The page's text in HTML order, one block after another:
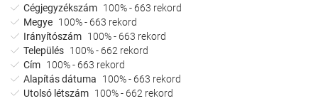
Cégjegyzékszám 100% - 663 rekord
Megye 100% - 663 rekord
Irányítószám 100% - 663 rekord
Település 100% - 662 rekord
Cím 100% - 663 rekord
Alapítás dátuma
100% - 663 rekord
Utolsó létszám 100% - 662 rekord